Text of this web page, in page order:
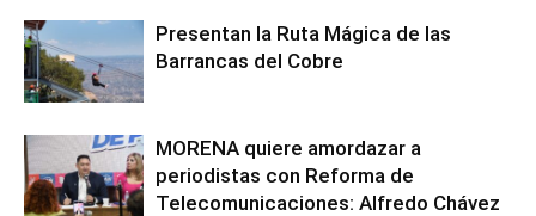
Presentan la Ruta Mágica de las
Barrancas del Cobre
MORENA quiere amordazar a
periodistas con Reforma de
Telecomunicaciones: Alfredo Chávez